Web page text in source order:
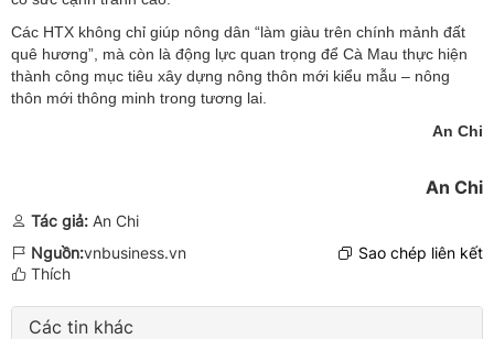
Các HTX không chỉ giúp nông dân “làm giàu trên chính mảnh đất
quê hương”, mà còn là động lực quan trọng để Cà Mau thực hiện
thành công mục tiêu xây dựng nông thôn mới kiểu mẫu – nông
thôn mới thông minh trong tương lai.
An Chi
An Chi
Tác giả: An Chi
Nguồn:vnbusiness.vn
Sao chép liên kết
Thích
Các tin khác